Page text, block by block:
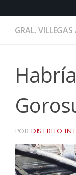
GRAL. VILLEGAS
POR DISTRITO